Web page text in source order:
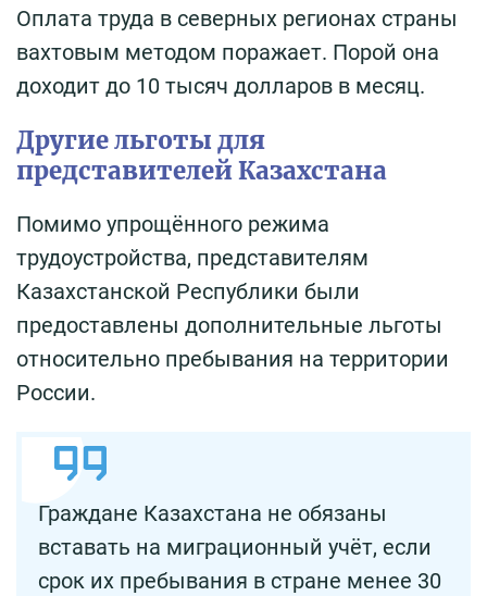
Оплата труда в северных регионах страны
вахтовым методом поражает. Порой она
доходит до 10 тысяч долларов в месяц.
Другие льготы для
представителей Казахстана
Помимо упрощённого режима
трудоустройства, представителям
Казахстанской Республики были
предоставлены дополнительные льготы
относительно пребывания на территории
России.
Граждане Казахстана не обязаны
вставать на миграционный учёт, если
срок их пребывания в стране менее 30